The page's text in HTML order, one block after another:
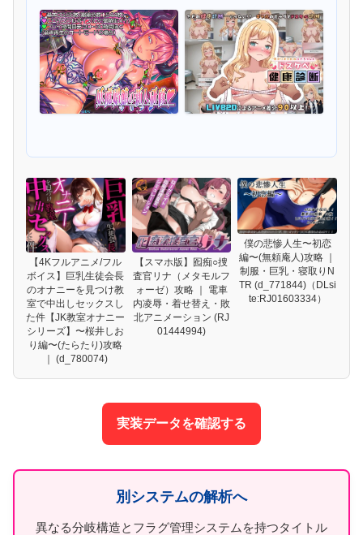
【4Kフルアニメ/フル
ボイス】巨乳生徒会長
のオナニーを見つけ教
室で中出しセックスし
た件【JK教室オナニー
シリーズ】〜桜井しお
り編〜(たらたり)攻略
｜ (d_780074)
【スマホ版】囮痴○捜
査官リナ（メタモルフ
ォーゼ）攻略 ｜ 電車
内凌辱・着せ替え・敗
北アニメーション (RJ
01444994)
僕の悲惨人生〜初恋
編〜(無頼庵人)攻略 ｜
制服・巨乳・寝取りN
TR (d_771844)（DLsi
te:RJ01603334）
実装データを確認する
別システムの解析へ
異なる分岐構造とフラグ管理システムを持つタイトル